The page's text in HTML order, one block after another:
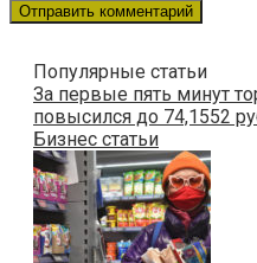
Популярные статьи
За первые пять минут
повысился до 74,1552
Бизнес статьи